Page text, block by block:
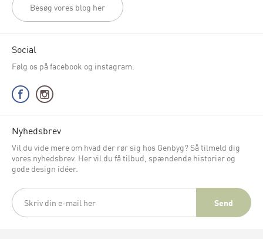
Besøg vores blog her
Social
Følg os på facebook og instagram.
Nyhedsbrev
Vil du vide mere om hvad der rør sig hos Genbyg? Så tilmeld dig
vores nyhedsbrev. Her vil du få tilbud, spændende historier og
gode design idéer.